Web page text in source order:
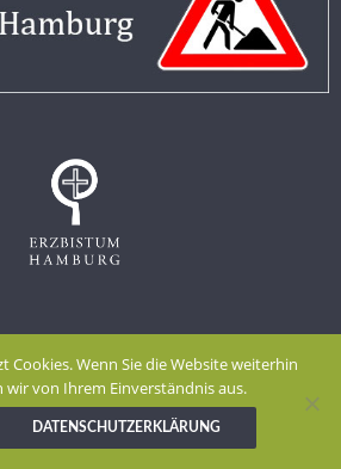
Impressum
Hinweisgeberschutzgesetz
Cookies. Wenn Sie die Website weiterhin
wir von Ihrem Einverständnis aus.
DATENSCHUTZERKLÄRUNG